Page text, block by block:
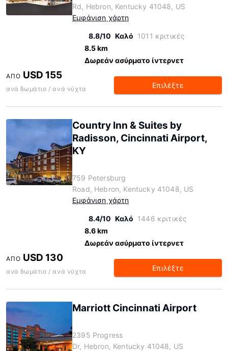
Rd, Hebron, Kentucky 41048, US
Εμφάνιση χάρτη
8.8/10 Καλό 1011 κριτικές
8.5 km
Δωρεάν ασύρματο ίντερνετ
ΑΠΌ USD 155
ανά δωμάτιο / ανά νύχτα Επιλέξτε
Country Inn & Suites by
Radisson, Cincinnati Airport,
KY
759 Petersburg
Road, Hebron, Kentucky 41048, US
Εμφάνιση χάρτη
8.4/10 Καλό 1446 κριτικές
8.6 km
Δωρεάν ασύρματο ίντερνετ
ΑΠΌ USD 130
ανά δωμάτιο / ανά νύχτα Επιλέξτε
Marriott Cincinnati Airport
2395 Progress
Dr, Hebron, Kentucky 41048, US